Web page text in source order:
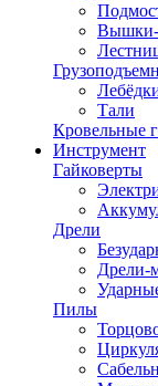
Тали
Кровельные
Инструмент
Гайковерты
Дрели
Дрели-
Пилы